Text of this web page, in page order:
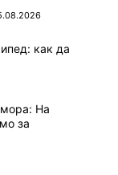
как да
На
за